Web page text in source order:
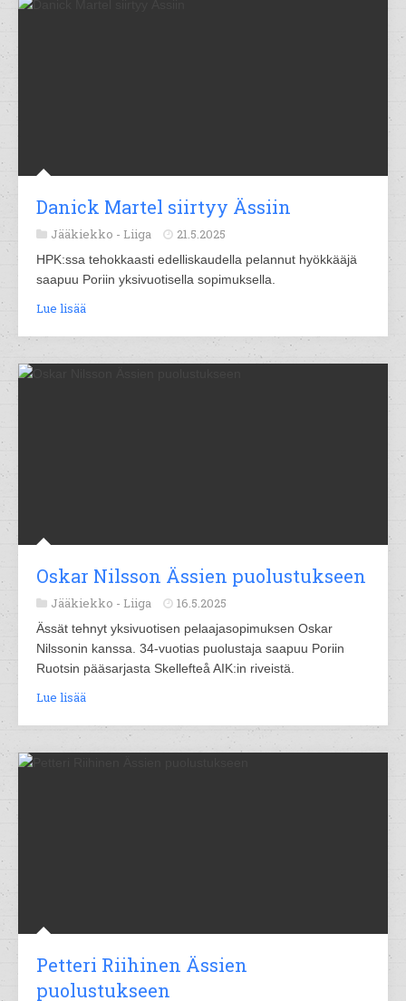
Danick Martel siirtyy Ässiin
Jääkiekko - Liiga 21.5.2025
HPK:ssa tehokkaasti edelliskaudella pelannut hyökkääjä
saapuu Poriin yksivuotisella sopimuksella.
Lue lisää
Oskar Nilsson Ässien puolustukseen
Jääkiekko - Liiga 16.5.2025
Ässät tehnyt yksivuotisen pelaajasopimuksen Oskar
Nilssonin kanssa. 34-vuotias puolustaja saapuu Poriin
Ruotsin pääsarjasta Skellefteå AIK:in riveistä.
Lue lisää
Petteri Riihinen Ässien
puolustukseen